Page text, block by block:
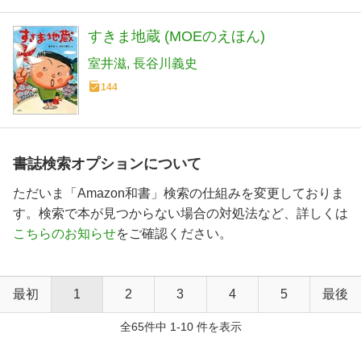
すきま地蔵 (MOEのえほん)
室井滋 長谷川義史
144
書誌検索オプションについて
ただいま「Amazon和書」検索の仕組みを変更しておりま
す。検索で本が見つからない場合の対処法など、詳しくは
こちらのお知らせをご確認ください。
最初 1 2 3 4 5 最後
全65件中 1-10 件を表示